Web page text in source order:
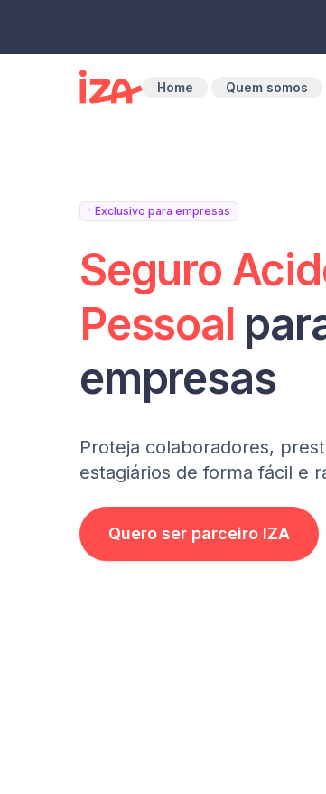
Home Quem somos
Exclusivo para empresas
Seguro
Pessoal
empresas
Proteja colaboradores,
estagiários de forma fácil e
Quero ser parceiro IZA